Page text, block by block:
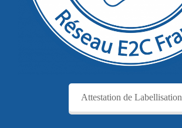
Attestation de Labellisation